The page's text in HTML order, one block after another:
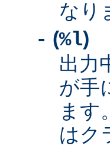
なり
- (%l)
出力
が手
ます
はク